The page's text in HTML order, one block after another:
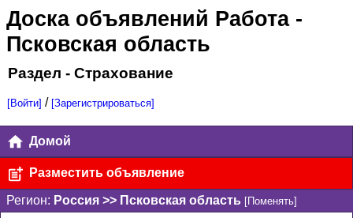
Доска объявлений Работа-
Псковская область
Раздел - Страхование
[Войти] / [Зарегистрироваться]
Домой
Разместить объявление
Регион: Россия >> Псковская область [Поменять]